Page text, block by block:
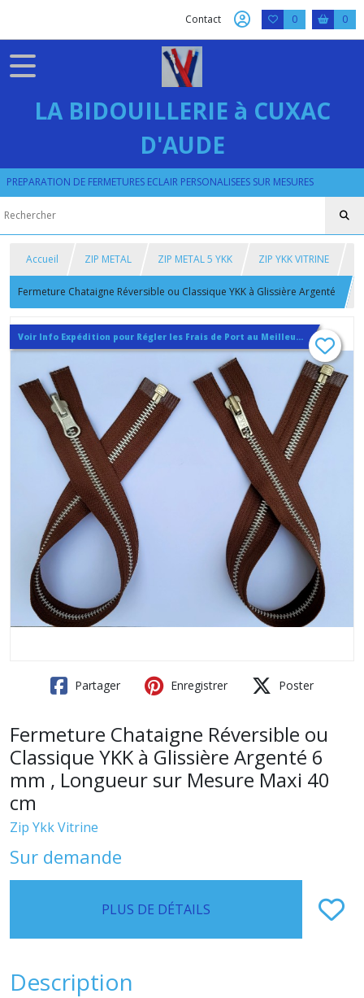
Contact 0 0
LA BIDOUILLERIE à CUXAC
D'AUDE
PREPARATION DE FERMETURES ECLAIR PERSONALISEES SUR MESURES
Accueil ZIP METAL ZIP METAL 5 YKK ZIP YKK VITRINE
Fermeture Chataigne Réversible ou Classique YKK à Glissière Argenté
6 mm , Longueur sur Mesure Maxi 40 cm
Voir Info Expédition pour Régler les Frais de Port au Meilleur Prix , En haut d'ecran à Droite
Partager Enregistrer Poster
Fermeture Chataigne Réversible ou
Classique YKK à Glissière Argenté 6
mm , Longueur sur Mesure Maxi 40
cm
Zip Ykk Vitrine
Sur demande
PLUS DE DÉTAILS
Description